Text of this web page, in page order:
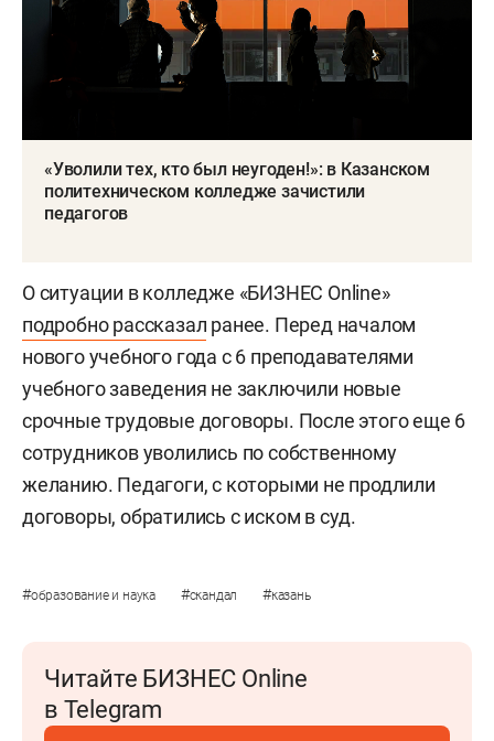
«Уволили тех, кто был неугоден!»: в Казанском
политехническом колледже зачистили
педагогов
О ситуации в колледже «БИЗНЕС Online»
подробно рассказал ранее. Перед началом
нового учебного года с 6 преподавателями
учебного заведения не заключили новые
срочные трудовые договоры. После этого еще 6
сотрудников уволились по собственному
желанию. Педагоги, с которыми не продлили
договоры, обратились с иском в суд.
#образование и наука #скандал #казань
Читайте БИЗНЕС Online
в Telegram